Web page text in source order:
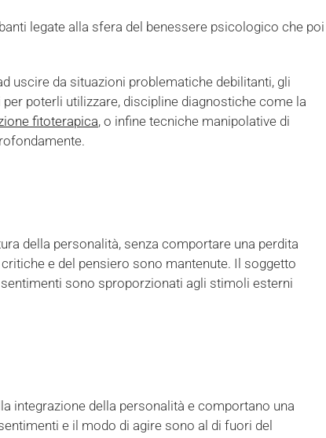
legate alla sfera del benessere psicologico che poi
uscire da situazioni problematiche debilitanti, gli
poterli utilizzare, discipline diagnostiche come la
fitoterapica, o infine tecniche manipolative di
della personalità, senza comportare una perdita
e del pensiero sono mantenute. Il soggetto
sono sproporzionati agli stimoli esterni
integrazione della personalità e comportano una
e il modo di agire sono al di fuori del